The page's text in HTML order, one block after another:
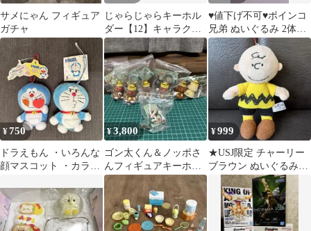
サメにゃん フィギュア
ガチャ
じゃらじゃらキーホル
ダー【12】キャラクタ
ー
♥値下げ不可♥ポインコ
兄弟 ぬいぐるみ 2体セ
ット
¥750
ドラえもん ・いろんな
顔マスコット ・カラフ
¥3,800
ゴン太くん＆ノッポさ
んフィギュアキーホル
ダー 全7種コンプリー
トセット
¥999
★USJ限定 チャーリー
ブラウン ぬいぐるみス
トラップ マスコットス
トラップ